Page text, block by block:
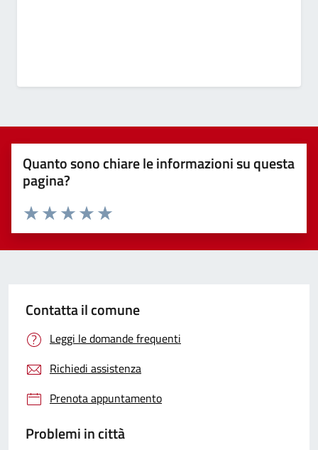
Quanto sono chiare le informazioni su questa
pagina?
Valuta 5 stelle su 5
Valuta 4 stelle su 5
Valuta 3 stelle su 5
Valuta 2 stelle su 5
Valuta 1 stelle su 5
Contatta il comune
Leggi le domande frequenti
Richiedi assistenza
Prenota appuntamento
Problemi in città